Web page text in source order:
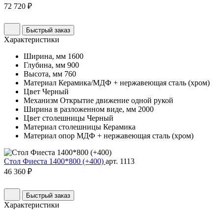
72 720 ₽
Быстрый заказ
Характеристики
Ширина, мм 1600
Глубина, мм 900
Высота, мм 760
Материал Керамика/МДФ + нержавеющая сталь (хром)
Цвет Черный
Механизм Открытие движение одной рукой
Ширина в разложенном виде, мм 2000
Цвет столешницы Черный
Материал столешницы Керамика
Материал опор МДФ + нержавеющая сталь (хром)
Стол Фиеста 1400*800 (+400) арт. 1113
46 360 ₽
Быстрый заказ
Характеристики